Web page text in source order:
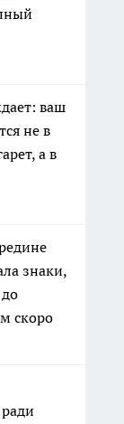
ваш
не в
а в
знаки,
скоро